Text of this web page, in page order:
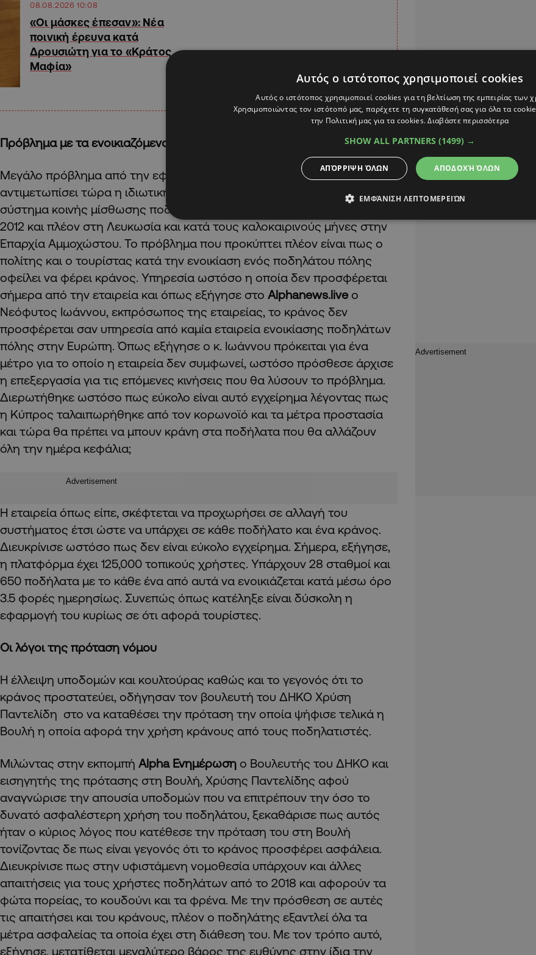
08.08.2026 10:08
«Οι μάσκες έπεσαν»: Νέα
ποινική έρευνα κατά
Δρουσιώτη για το «Κράτος
Μαφία»
Πρόβλημα με τα ενοικιαζόμενα
Μεγάλο πρόβλημα από την εφαρμογή της νομοθεσίας έχει να
αντιμετωπίσει τώρα η ιδιωτική εταιρεία
η οποία λειτουργεί το
σύστημα κοινής μίσθωσης ποδηλάτων nextbike στη Λεμεσό από το
2012 και πλέον στη Λευκωσία και κατά τους καλοκαιρινούς μήνες στην
Επαρχία Αμμοχώστου. Το πρόβλημα που προκύπτει πλέον είναι πως ο
πολίτης και ο τουρίστας κατά την ενοικίαση ενός ποδηλάτου πόλης
οφείλει να φέρει κράνος. Υπηρεσία ωστόσο η οποία δεν προσφέρεται
σήμερα από την εταιρεία και όπως εξήγησε στο Alphanews.live ο
Νεόφυτος Ιωάννου, εκπρόσωπος της εταιρείας, το κράνος δεν
προσφέρεται σαν υπηρεσία από καμία εταιρεία ενοικίασης ποδηλάτων
πόλης στην Ευρώπη. Όπως εξήγησε ο κ. Ιωάννου πρόκειται για ένα
μέτρο για το οποίο η εταιρεία δεν συμφωνεί, ωστόσο πρόσθεσε άρχισε
η επεξεργασία για τις επόμενες κινήσεις που θα λύσουν το πρόβλημα.
Διερωτήθηκε ωστόσο πως εύκολο είναι αυτό εγχείρημα λέγοντας πως
η Κύπρος ταλαιπωρήθηκε από τον κορωνοϊό και τα μέτρα προστασία
και τώρα θα πρέπει να μπουν κράνη στα ποδήλατα που θα αλλάζουν
όλη την ημέρα κεφάλια;
Advertisement
Η εταιρεία όπως είπε, σκέφτεται να προχωρήσει σε αλλαγή του
συστήματος έτσι ώστε να υπάρχει σε κάθε ποδήλατο και ένα κράνος.
Διευκρίνισε ωστόσο πως δεν είναι εύκολο εγχείρημα. Σήμερα, εξήγησε,
η πλατφόρμα έχει 125,000 τοπικούς χρήστες. Υπάρχουν 28 σταθμοί και
650 ποδήλατα με το κάθε ένα από αυτά να ενοικιάζεται κατά μέσω όρο
3.5 φορές ημερησίως. Συνεπώς όπως κατέληξε είναι δύσκολη η
εφαρμογή του κυρίως σε ότι αφορά τουρίστες.
Οι λόγοι της πρόταση νόμου
Η έλλειψη υποδομών και κουλτούρας καθώς και το γεγονός ότι το
κράνος προστατεύει, οδήγησαν τον βουλευτή του ΔΗΚΟ Χρύση
Παντελίδη στο να καταθέσει την πρόταση την οποία ψήφισε τελικά η
Βουλή η οποία αφορά την χρήση κράνους από τους ποδηλατιστές.
Μιλώντας στην εκπομπή Alpha Ενημέρωση ο Βουλευτής του ΔΗΚΟ και
εισηγητής της πρότασης στη Βουλή, Χρύσης Παντελίδης αφού
αναγνώρισε την απουσία υποδομών που να επιτρέπουν την όσο το
δυνατό ασφαλέστερη χρήση του ποδηλάτου, ξεκαθάρισε πως αυτός
ήταν ο κύριος λόγος που κατέθεσε την πρόταση του στη Βουλή
τονίζοντας δε πως είναι γεγονός ότι το κράνος προσφέρει ασφάλεια.
Διευκρίνισε πως στην υφιστάμενη νομοθεσία υπάρχουν και άλλες
απαιτήσεις για τους χρήστες ποδηλάτων από το 2018 και αφορούν τα
φώτα πορείας, το κουδούνι και τα φρένα. Με την πρόσθεση σε αυτές
τις απαιτήσει και του κράνους, πλέον ο ποδηλάτης εξαντλεί όλα τα
μέτρα ασφαλείας τα οποία έχει στη διάθεση του. Με τον τρόπο αυτό,
εξήγησε, μετατίθεται μεγαλύτερο βάρος της ευθύνης στην ίδια την
Αυτός ο ιστότοπος χρησιμοποιεί cookies
Αυτός ο ιστότοπος χρησιμοποιεί cookies για τη βελτίωση της εμπειρίας των
Χρησιμοποιώντας τον ιστότοπό μας, παρέχετε τη συγκατάθεσή σας για όλα τα
την Πολιτική μας για τα cookies.Διαβάστε περισσότερα
SHOW ALL PARTNERS (1499) →
ΑΠΟΔΟΧΉ ΌΛΩΝ
ΑΠΌΡΡΙΨΗ ΌΛΩΝ
ΕΜΦΆΝΙΣΗ ΛΕΠΤΟΜΕΡΕΙΏΝ